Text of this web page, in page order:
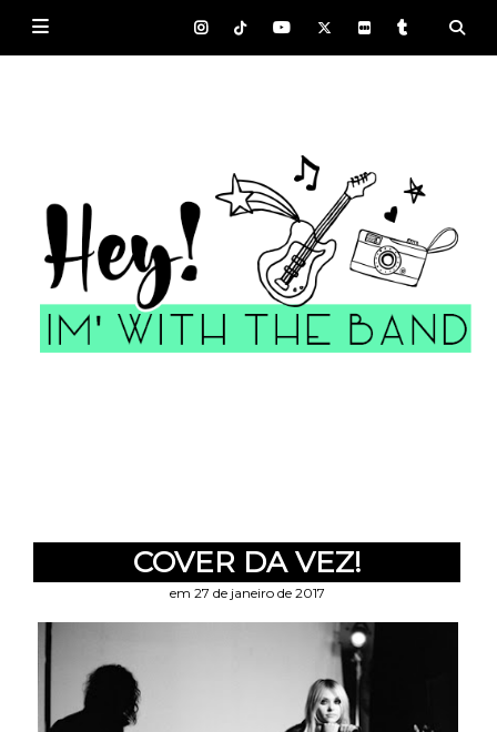
COVER DA VEZ!
em 27 de janeiro de 2017